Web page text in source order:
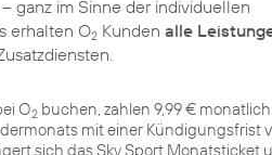
ganz im Sinne der individuellen
erhalten O2 Kunden alle
O2 buchen, zahlen 9,99 €
mit einer Kündigungsfrist
sich das Sky Sport Monatsticket